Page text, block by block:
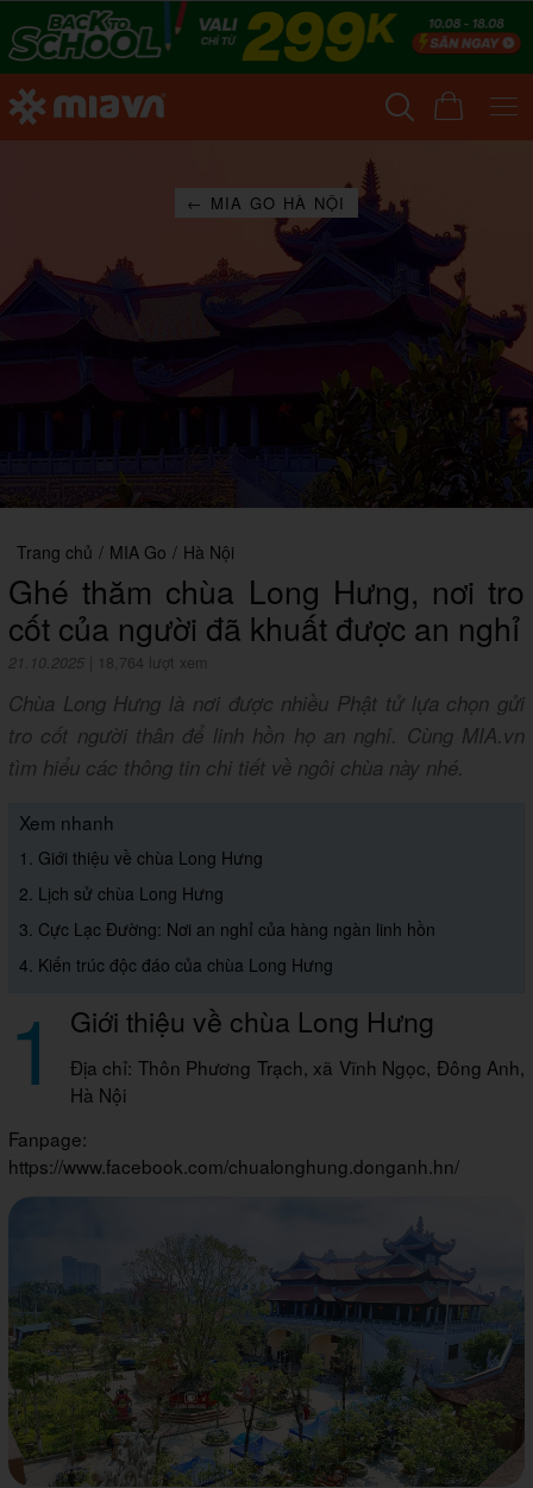
← MIA GO HÀ NỘI
Trang chủ / MIA Go / Hà Nội
Ghé thăm chùa Long Hưng, nơi tro
cốt của người đã khuất được an nghỉ
21.10.2025 18,764 lượt xem
Chùa Long Hưng là nơi được nhiều Phật tử lựa chọn gửi
tro cốt người thân để linh hồn họ an nghỉ. Cùng MIA.vn
tìm hiểu các thông tin chi tiết về ngôi chùa này nhé.
Xem nhanh
1. Giới thiệu về chùa Long Hưng
2. Lịch sử chùa Long Hưng
3. Cực Lạc Đường: Nơi an nghỉ của hàng ngàn linh hồn
4. Kiến trúc độc đáo của chùa Long Hưng
1 Giới thiệu về chùa Long Hưng
Địa chỉ: Thôn Phương Trạch, xã Vĩnh Ngọc, Đông Anh,
Hà Nội
Fanpage:
https://www.facebook.com/chualonghung.donganh.hn/